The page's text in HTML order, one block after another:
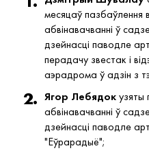
месяцаў пазбаўлення
абвінавачванні ў
дзейнасці паводле
перадачу звестак і
аэрадрома ў адзін з
Ягор Лебядокузяты
абвінавачванні ў
дзейнасці паводле
"Еўрарадыё";